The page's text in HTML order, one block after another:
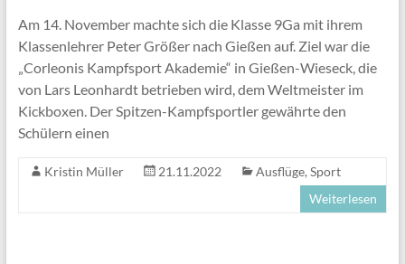
Am 14. November machte sich die Klasse 9Ga mit ihrem
Klassenlehrer Peter Größer nach Gießen auf. Ziel war die
„Corleonis Kampfsport Akademie“ in Gießen-Wieseck, die
von Lars Leonhardt betrieben wird, dem Weltmeister im
Kickboxen. Der Spitzen-Kampfsportler gewährte den
Schülern einen
Kristin Müller 21.11.2022 Ausflüge, Sport
Weiterlesen